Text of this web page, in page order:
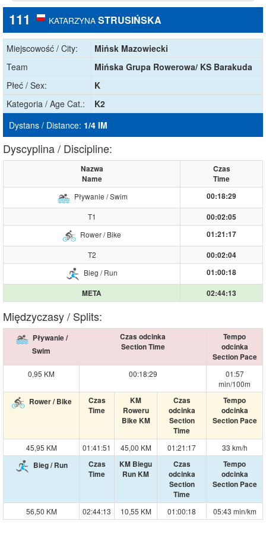
111 KATARZYNA STRUSIŃSKA
Miejscowość / City:
Mińsk Mazowiecki
Team
Mińska Grupa Rowerowa/ KS Barakuda
Płeć / Sex:
K
Kategoria / Age Cat.:
K2
Dystans / Distance: 1/4 IM
Dyscyplina / Discipline:
Nazwa
Name
Czas
Time
Pływanie / Swim
00:18:29
T1
00:02:05
Rower / Bike
01:21:17
T2
00:02:04
Bieg / Run
01:00:18
META 02:44:13
Międzyczasy / Splits:
Pływanie /
Swim
Czas odcinka
Section Time
Tempo
odcinka
Section Pace
0,95 KM
00:18:29
01:57
min/100m
Rower / Bike
Czas
Time
KM
Roweru
Bike KM
Czas
odcinka
Section
Time
Tempo
odcinka
Section Pace
45,95 KM 01:41:51 45,00 KM 01:21:17
33 km/h
Bieg / Run
Czas
Time
KM Biegu
Run KM
Czas
odcinka
Section
Time
Tempo
odcinka
Section Pace
56,50 KM 02:44:13 10,55 KM 01:00:18 05:43 min/km